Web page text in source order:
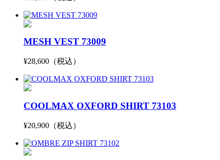
MESH VEST 73009
¥28,600（税込）
COOLMAX OXFORD SHIRT 73103
¥20,900（税込）